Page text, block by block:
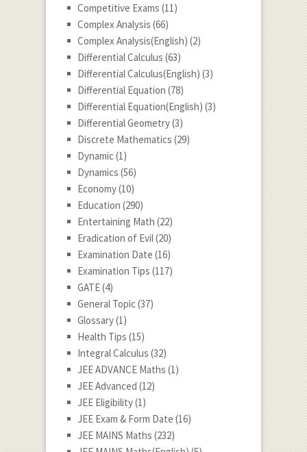
Competitive Exams (11)
Complex Analysis (66)
Complex Analysis(English) (2)
Differential Calculus (63)
Differential Calculus(English) (3)
Differential Equation (78)
Differential Equation(English) (3)
Differential Geometry(3)
Discrete Mathematics (29)
Dynamic(1)
Dynamics (56)
Economy(10)
Education (290)
Entertaining Math (22)
Eradication of Evil(20)
Examination Date (16)
Examination Tips (117)
GATE(4)
General Topic(37)
Glossary(1)
Health Tips (15)
Integral Calculus (32)
JEE ADVANCE Maths (1)
JEE Advanced (12)
JEE Eligibility(1)
JEE Exam & Form Date (16)
JEE MAINS Maths (232)